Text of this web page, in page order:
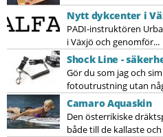
Nytt dykcenter i
PADI-instruktören
i Växjö och genomför...
Shock Line -
Gör du som jag och
fotoutrustning utan
Camaro Aquaskin
Den österrikiske
både till de kallaste